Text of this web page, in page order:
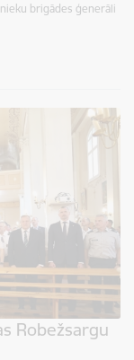
brigādes ģenerāli
Robežsargu